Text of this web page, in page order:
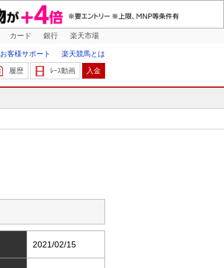
カード 銀行 楽天市場
お客様サポート
楽天競馬とは
履歴 ﾚｰｽ動画 入金
2021/02/15